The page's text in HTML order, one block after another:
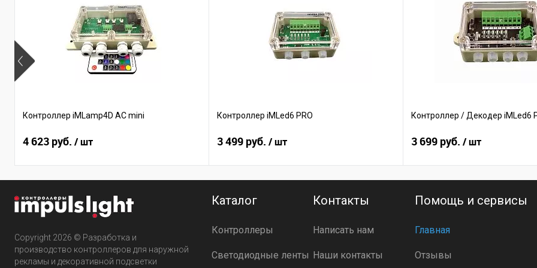
Контроллер iMLamp4D AC mini
4 623 руб. / шт
Контроллер iMLed6 PRO
3 499 руб. / шт
Контроллер / Декодер iMLed6
3 699 руб. / шт
Copyright 2026 © Разработка и
производство контроллеров для наружной
рекламы и декоративной подсветки
Каталог
Контроллеры
Светодиодные ленты
Контакты
Написать нам
Наши контакты
Помощь и сервисы
Главная
Отзывы